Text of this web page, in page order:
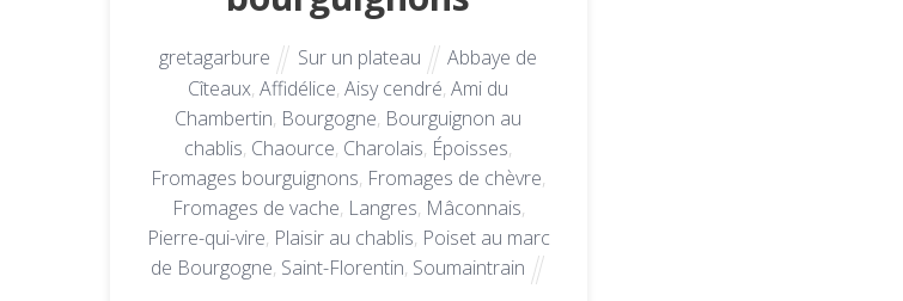
gretagarbure Sur un plateau
Abbaye de
Cîteaux,Affidélice,Aisy cendré,Ami du
Chambertin, Bourgogne, Bourguignon au
chablis, Chaource, Charolais, Époisses,
Fromages bourguignons, Fromages de chèvre,
Fromages de vache, Langres, Mâconnais,
Pierre-qui-vire, Plaisir au chablis, Poiset au marc
de Bourgogne, Saint-Florentin, Soumaintrain